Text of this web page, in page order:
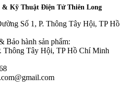
Kỹ Thuật Điện Tử Thiên Long
Số 1, P. Thông Tây Hội, TP Hồ
Bảo hành sản phẩm:
Thông Tây Hội, TP Hồ Chí Minh